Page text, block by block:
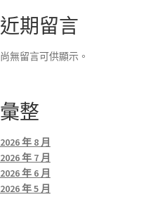
近期留言
尚無留言可供顯示。
彙整
2026 年 8 月
2026 年 7 月
2026 年 6 月
2026 年 5 月